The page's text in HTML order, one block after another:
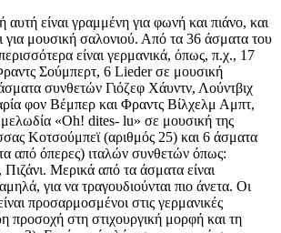
είναι γραμμένη για φωνή και πιάνο, και
για μουσική σαλονιού. Από τα 36 άσματα του
είναι γερμανικά, όπως, π.χ., 17
Σούμπερτ, 6 Lieder σε μουσική
συνθετών Γιόζεφ Χάυντν, Λούντβιχ
φον Βέμπερ και Φραντς Βίλχελμ Αμπτ,
«Oh! dites- lu» σε μουσική της
Κοτσούμπεϊ (αριθμός 25) και 6 άσματα
από όπερες) ιταλών συνθετών όπως:
Πιζάνι. Μερικά από τα άσματα είναι
για να τραγουδιούνται πιο άνετα. Οι
προσαρμοσμένοι στις γερμανικές
προσοχή στη στιχουργική μορφή και τη